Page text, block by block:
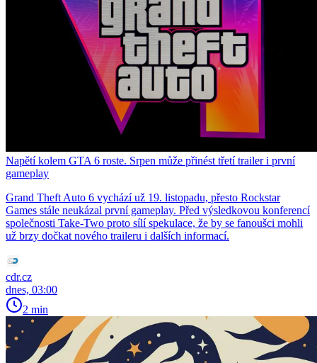
Napětí kolem GTA 6 roste. Srpen může přinést třetí trailer i první
gameplay
Grand Theft Auto 6 vychází už 19. listopadu, přesto Rockstar
Games stále neukázal první gameplay. Před výsledkovou konferencí
společnosti Take-Two proto sílí spekulace, že by se fanoušci mohli
už brzy dočkat nového traileru i dalších informací.
cdr.cz
dnes, 03:00
2 min